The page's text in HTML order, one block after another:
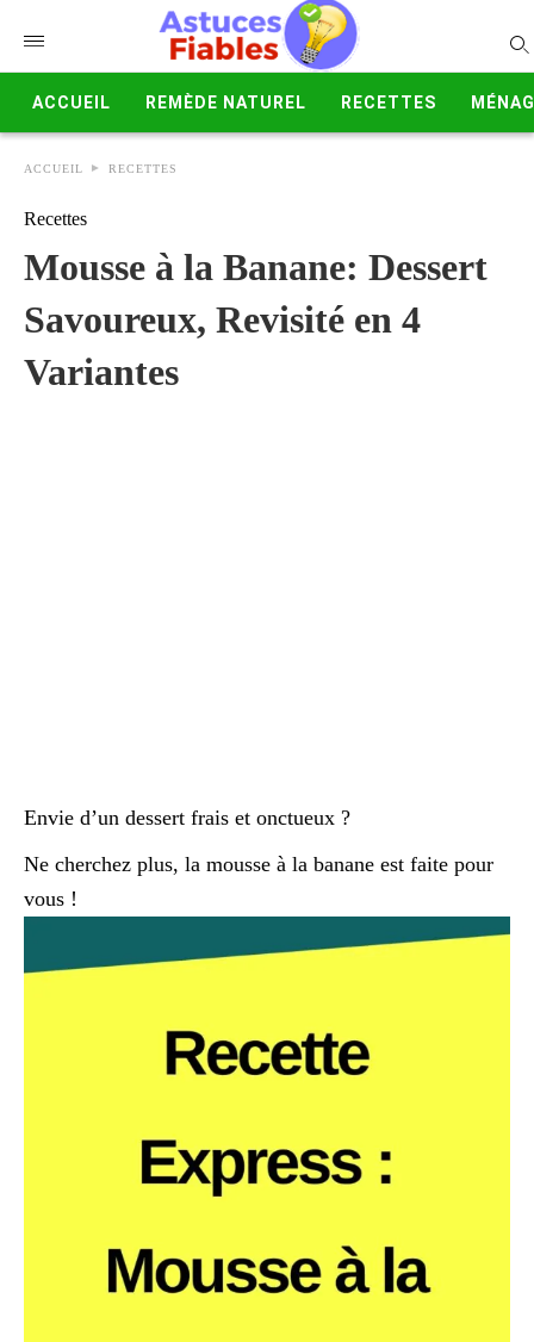
ACCUEIL REMÈDE NATUREL RECETTES
ACCUEIL RECETTES
Recettes
Mousse à la Banane: Dessert
Savoureux, Revisité en 4
Variantes
Envie d’un dessert frais et onctueux ?
Ne cherchez plus, la mousse à la banane est faite pour
vous !